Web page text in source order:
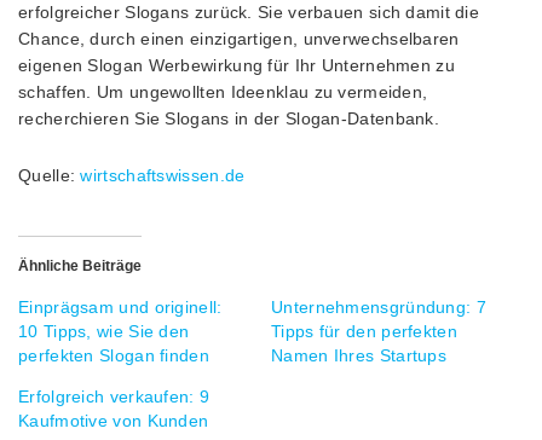
erfolgreicher Slogans zurück. Sie verbauen sich damit die
Chance, durch einen einzigartigen, unverwechselbaren
eigenen Slogan Werbewirkung für Ihr Unternehmen zu
schaffen. Um ungewollten Ideenklau zu vermeiden,
recherchieren Sie Slogans in der Slogan-Datenbank.
Quelle:wirtschaftswissen.de
Ähnliche Beiträge
Einprägsam und originell:
10 Tipps, wie Sie den
perfekten Slogan finden
Unternehmensgründung: 7
Tipps für den perfekten
Namen Ihres Startups
Erfolgreich verkaufen: 9
Kaufmotive von Kunden